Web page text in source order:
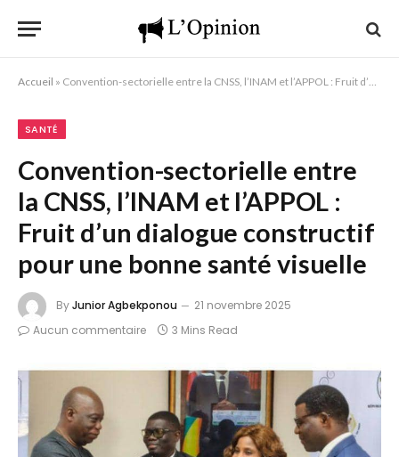
Accueil » Convention-sectorielle entre la CNSS, l’INAM et l’APPOL : Fruit d’un dialogue constructif pour une bonne santé visuelle
SANTÉ
Convention-sectorielle entre
la CNSS, l’INAM et l’APPOL :
Fruit d’un dialogue constructif
pour une bonne santé visuelle
ByJunior Agbekponou
21 novembre 2025
Aucun commentaire
3 Mins Read